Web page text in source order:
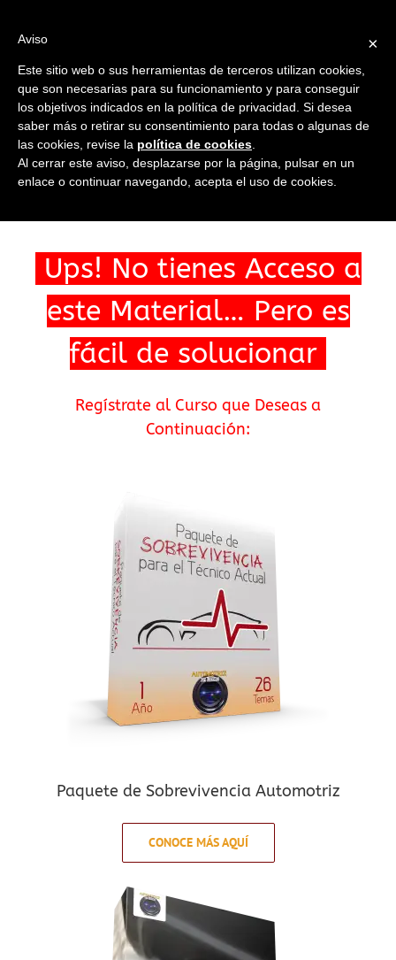
contenido
Ir a...
Ups! No tienes Acceso a
este Material… Pero es
fácil de solucionar
Regístrate al Curso que Deseas a
Continuación:
Paquete de Sobrevivencia Automotriz
CONOCE MÁS AQUÍ
×
Aviso
Este sitio web o sus herramientas de terceros utilizan cookies,
que son necesarias para su funcionamiento y para conseguir
los objetivos indicados en la política de privacidad. Si desea
saber más o retirar su consentimiento para todas o algunas de
las cookies, revise la política de cookies
Al cerrar este aviso, desplazarse por la página, pulsar en un
enlace o continuar navegando, acepta el uso de cookies.